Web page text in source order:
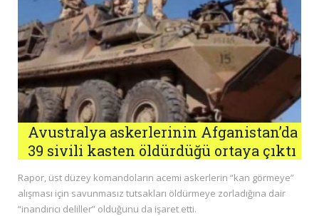
Avustralya askerlerinin Afganistan’da
39 sivili kasten öldürdüğü ortaya çıktı
Rapor, üst düzey komandoların acemi askerlerin “kan görmeye”
alışması için savunmasız tutsakları öldürmeye zorladığına dair
“inandırıcı deliller” olduğunu da işaret etti.